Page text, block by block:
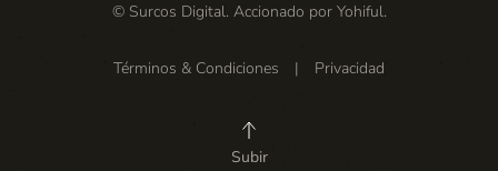
© Surcos Digital. Accionado por Yohiful.
Términos & Condiciones | Privacidad
Subir